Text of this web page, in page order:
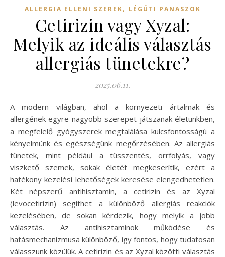
ALLERGIA ELLENI SZEREK, LÉGÚTI PANASZOK
Cetirizin vagy Xyzal:
Melyik az ideális választás
allergiás tünetekre?
2025.06.11.
A modern világban, ahol a környezeti ártalmak és
allergének egyre nagyobb szerepet játszanak életünkben,
a megfelelő gyógyszerek megtalálása kulcsfontosságú a
kényelmünk és egészségünk megőrzésében. Az allergiás
tünetek, mint például a tüsszentés, orrfolyás, vagy
viszkető szemek, sokak életét megkeserítik, ezért a
hatékony kezelési lehetőségek keresése elengedhetetlen.
Két népszerű antihisztamin, a cetirizin és az Xyzal
(levocetirizin) segíthet a különböző allergiás reakciók
kezelésében, de sokan kérdezik, hogy melyik a jobb
választás. Az antihisztaminok működése és
hatásmechanizmusa különböző, így fontos, hogy tudatosan
válasszunk közülük. A cetirizin és az Xyzal közötti választás